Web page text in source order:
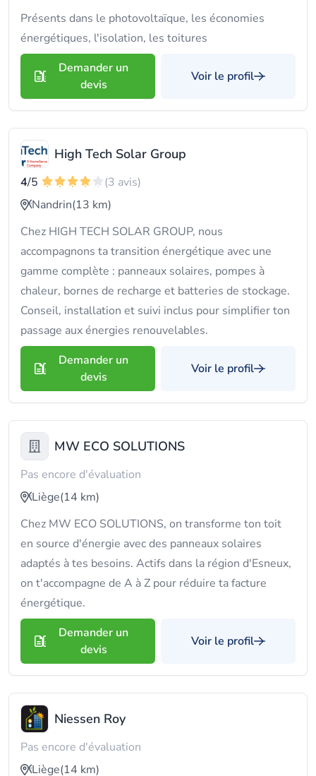
Présents dans le photovoltaïque, les économies
énergétiques, l'isolation, les toitures
Demander un
devis
Voir le profil
High Tech Solar Group
4/5
(3 avis)
Nandrin(13 km)
Chez HIGH TECH SOLAR GROUP, nous
accompagnons ta transition énergétique avec une
gamme complète : panneaux solaires, pompes à
chaleur, bornes de recharge et batteries de stockage.
Conseil, installation et suivi inclus pour simplifier ton
passage aux énergies renouvelables.
Demander un
devis
Voir le profil
MW ECO SOLUTIONS
Pas encore d'évaluation
Liège(14 km)
Chez MW ECO SOLUTIONS, on transforme ton toit
en source d'énergie avec des panneaux solaires
adaptés à tes besoins. Actifs dans la région d'Esneux,
on t'accompagne de A à Z pour réduire ta facture
énergétique.
Demander un
devis
Voir le profil
Niessen Roy
Pas encore d'évaluation
Liège(14 km)